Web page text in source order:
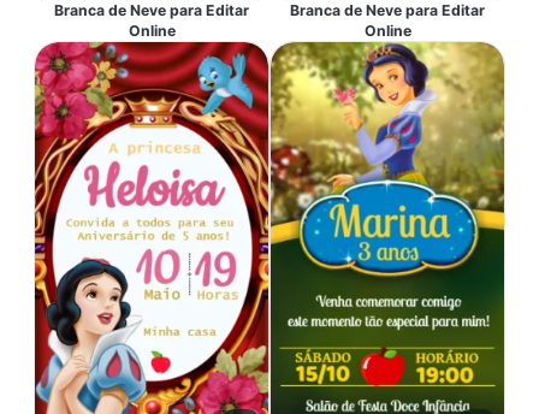
Branca de Neve para Editar
Online
Branca de Neve para Editar
Online